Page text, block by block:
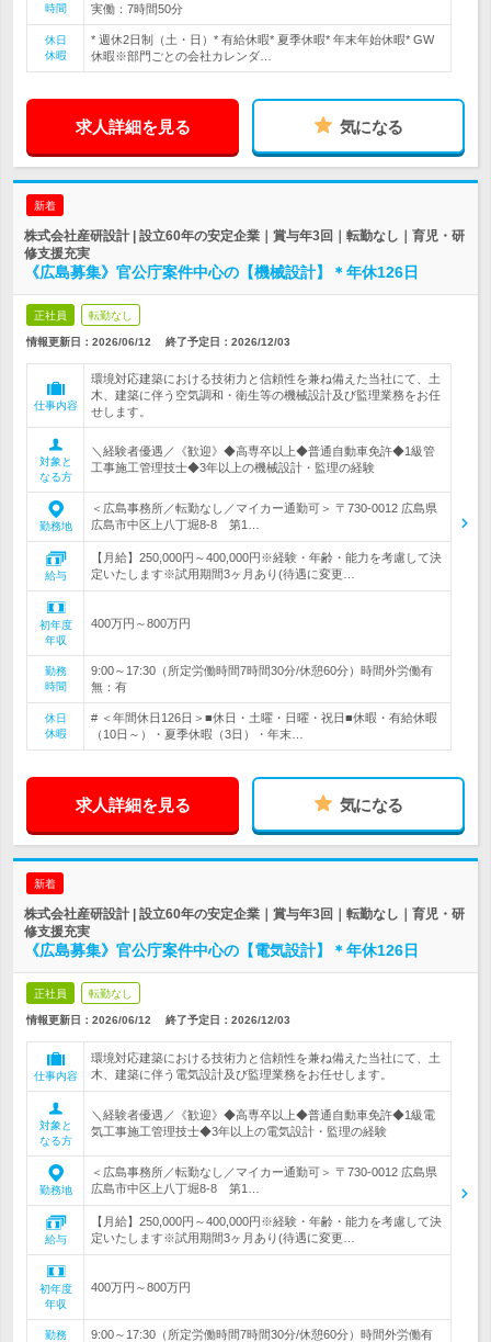
時間 実働：7時間50分
休日
休暇
* 週休2日制（土・日）* 有給休暇* 夏季休暇* 年末年始休暇* GW
休暇※部門ごとの会社カレンダ…
求人詳細を見る 気になる
新着
株式会社産研設計 | 設立60年の安定企業｜賞与年3回｜転勤なし｜育児・研
修支援充実
《広島募集》官公庁案件中心の【機械設計】＊年休126日
正社員 転勤なし
情報更新日：2026/06/12 終了予定日： 2026/12/03
仕事内容
環境対応建築における技術力と信頼性を兼ね備えた当社にて、土
木、建築に伴う空気調和・衛生等の機械設計及び監理業務をお任
せします。
対象と
なる方
＼経験者優遇／《歓迎》◆高専卒以上◆普通自動車免許◆1級管
工事施工管理技士◆3年以上の機械設計・監理の経験
勤務地
＜広島事務所／転勤なし／マイカー通勤可＞ 〒730-0012 広島県
広島市中区上八丁堀8-8 第1…
給与
【月給】250,000円～400,000円※経験・年齢・能力を考慮して決
定いたします※試用期間3ヶ月あり(待遇に変更…
初年度
年収
400万円～800万円
勤務
時間
9:00～17:30（所定労働時間7時間30分/休憩60分）時間外労働有
無：有
休日
休暇
# ＜年間休日126日＞■休日・土曜・日曜・祝日■休暇・有給休暇
（10日～）・夏季休暇（3日）・年末…
求人詳細を見る 気になる
新着
株式会社産研設計 | 設立60年の安定企業｜賞与年3回｜転勤なし｜育児・研
修支援充実
《広島募集》官公庁案件中心の【電気設計】＊年休126日
正社員 転勤なし
情報更新日：2026/06/12 終了予定日： 2026/12/03
仕事内容
環境対応建築における技術力と信頼性を兼ね備えた当社にて、土
木、建築に伴う電気設計及び監理業務をお任せします。
対象と
なる方
＼経験者優遇／《歓迎》◆高専卒以上◆普通自動車免許◆1級電
気工事施工管理技士◆3年以上の電気設計・監理の経験
勤務地
＜広島事務所／転勤なし／マイカー通勤可＞ 〒730-0012 広島県
広島市中区上八丁堀8-8 第1…
給与
【月給】250,000円～400,000円※経験・年齢・能力を考慮して決
定いたします※試用期間3ヶ月あり(待遇に変更…
初年度
年収
400万円～800万円
勤務
9:00～17:30（所定労働時間7時間30分/休憩60分）時間外労働有